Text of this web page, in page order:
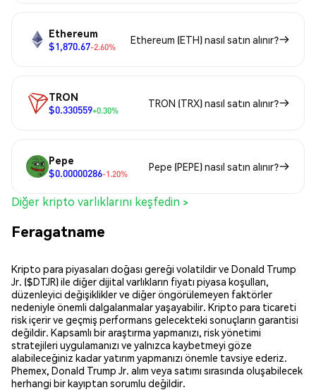
Ethereum
$1,870.67-2.60%
Ethereum (ETH) nasıl satın alınır?
TRON
$0.330559+0.30%
TRON (TRX) nasıl satın alınır?
Pepe
$0.00000286-1.20%
Pepe (PEPE) nasıl satın alınır?
Diğer kripto varlıklarını keşfedin >
Feragatname
Kripto para piyasaları doğası gereği volatildir ve Donald Trump
Jr. ($DTJR) ile diğer dijital varlıkların fiyatı piyasa koşulları,
düzenleyici değişiklikler ve diğer öngörülemeyen faktörler
nedeniyle önemli dalgalanmalar yaşayabilir. Kripto para ticareti
risk içerir ve geçmiş performans gelecekteki sonuçların garantisi
değildir. Kapsamlı bir araştırma yapmanızı, risk yönetimi
stratejileri uygulamanızı ve yalnızca kaybetmeyi göze
alabileceğiniz kadar yatırım yapmanızı önemle tavsiye ederiz.
Phemex, Donald Trump Jr. alım veya satımı sırasında oluşabilecek
herhangi bir kayıptan sorumlu değildir.